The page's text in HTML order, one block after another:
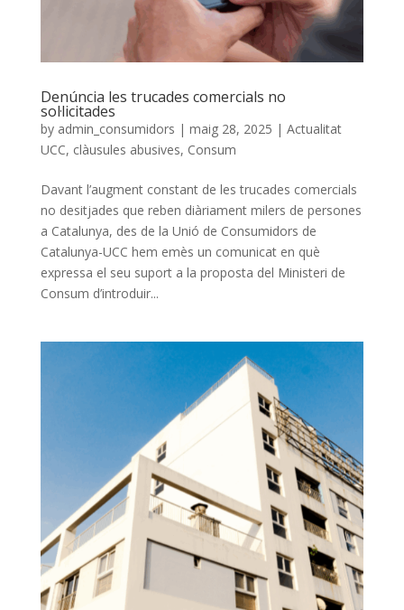
Denúncia les trucades comercials no
sol·licitades
by admin_consumidors | maig 28, 2025 | Actualitat
UCC, clàusules abusives, Consum
Davant l’augment constant de les trucades comercials
no desitjades que reben diàriament milers de persones
a Catalunya, des de la Unió de Consumidors de
Catalunya-UCC hem emès un comunicat en què
expressa el seu suport a la proposta del Ministeri de
Consum d’introduir...